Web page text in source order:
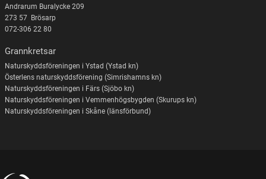
Andrarum Buralycke 209
273 57 Brösarp
072-306 22 80
Grannkretsar
Naturskyddsföreningen i Ystad (Ystad kn)
Österlens naturskyddsförening (Simrishamns kn)
Naturskyddsföreningen i Färs (Sjöbo kn)
Naturskyddsföreningen i Vemmenhögsbygden (Skurups kn)
Naturskyddsföreningen i Skåne (länsförbund)